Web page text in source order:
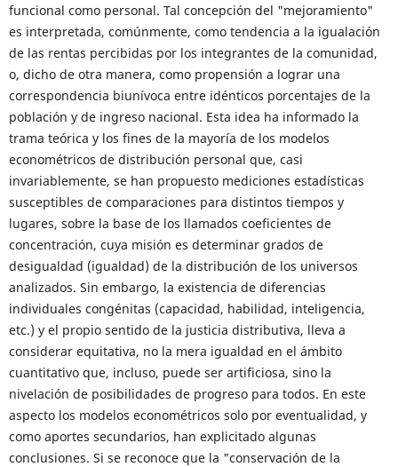
funcional como personal. Tal concepción del "mejoramiento"
es interpretada, comúnmente, como tendencia a la igualación
de las rentas percibidas por los integrantes de la comunidad,
o, dicho de otra manera, como propensión a lograr una
correspondencia biunívoca entre idénticos porcentajes de la
población y de ingreso nacional. Esta idea ha informado la
trama teórica y los fines de la mayoría de los modelos
econométricos de distribución personal que, casi
invariablemente, se han propuesto mediciones estadísticas
susceptibles de comparaciones para distintos tiempos y
lugares, sobre la base de los llamados coeficientes de
concentración, cuya misión es determinar grados de
desigualdad (igualdad) de la distribución de los universos
analizados. Sin embargo, la existencia de diferencias
individuales congénitas (capacidad, habilidad, inteligencia,
etc.) y el propio sentido de la justicia distributiva, lleva a
considerar equitativa, no la mera igualdad en el ámbito
cuantitativo que, incluso, puede ser artificiosa, sino la
nivelación de posibilidades de progreso para todos. En este
aspecto los modelos econométricos solo por eventualidad, y
como aportes secundarios, han explicitado algunas
conclusiones. Si se reconoce que la "conservación de la